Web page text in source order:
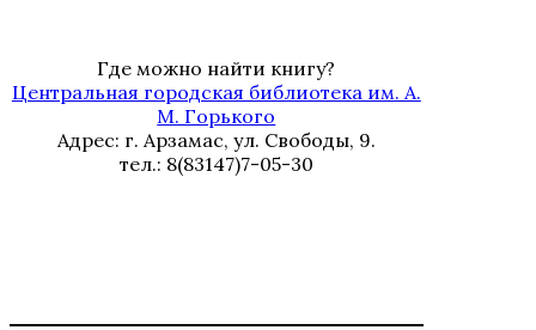
Где можно найти книгу?
Центральная городская библиотека им. А.
М. Горького
Адрес: г. Арзамас, ул. Свободы, 9.
тел.: 8(83147)7-05-30